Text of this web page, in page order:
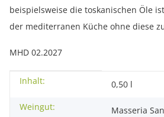
beispielsweise die toskanischen Öle
der mediterranen Küche ohne diese
MHD 02.2027
Produkteigenschaft
Wert
Inhalt:
0,50 l
Weingut:
Masseria